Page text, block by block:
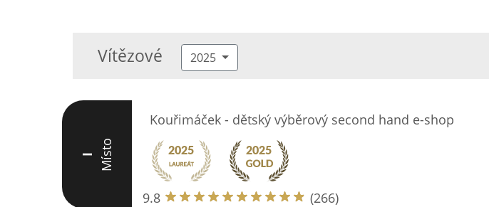
Vítězové 2025
I Místo
Kouřimáček - dětský výběrový second hand e-shop
9.8 (266)